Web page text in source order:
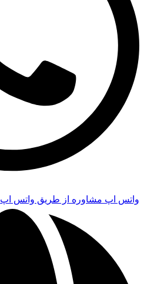
واتس اپ مشاوره از طریق واتس اپ